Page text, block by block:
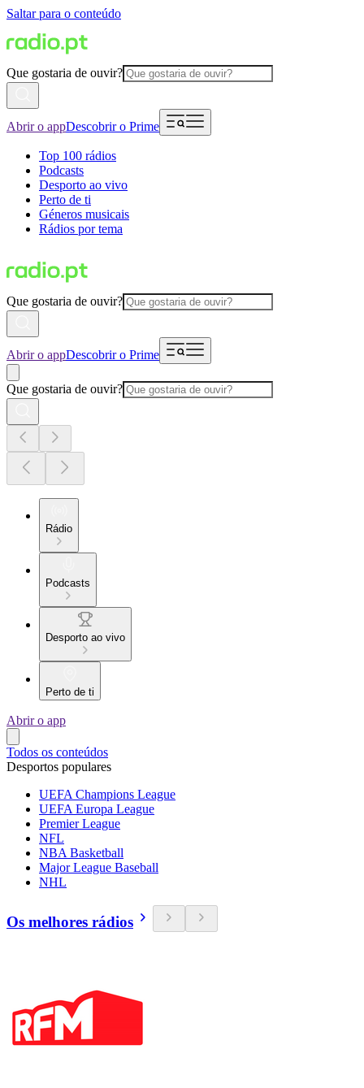
Saltar para o conteúdo
Que gostaria de ouvir?
Abrir o appDescobrir o Prime
Top 100 rádios
Podcasts
Desporto ao vivo
Perto de ti
Géneros musicais
Rádios por tema
Que gostaria de ouvir?
Abrir o appDescobrir o Prime
Que gostaria de ouvir?
Rádio
Podcasts
Desporto ao vivo
Perto de ti
Abrir o app
Todos os conteúdos
Desportos populares
UEFA Champions League
UEFA Europa League
Premier League
NFL
NBA Basketball
Major League Baseball
NHL
Os melhores rádios